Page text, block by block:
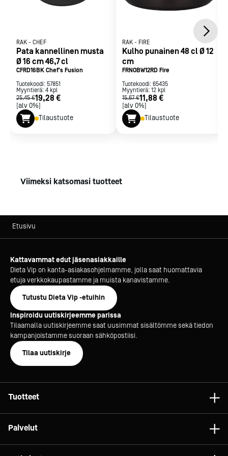
RAK - CHEF
Pata kannellinen musta
Ø 16 cm 46,7 cl
CFRD16BK Chef's Fusion
Tuotekoodi: 57851
Myyntierä: 4 kpl
25,45 €19,28 €
[alv 0%]
Tilaustuote
RAK - FIRE
Kulho punainen 48 cl Ø 12
cm
FRNOBW12RD Fire
Tuotekoodi: 65435
Myyntierä: 12 kpl
15,67 €11,88 €
[alv 0%]
Tilaustuote
Viimeksi katsomasi tuotteet
Etusivu
Kattavammat edut jäsenasiakkaille
Dieta Vip on kanta-asiakasohjelmamme, jolla saat huomattavia
etuja verkkokaupastamme ja muista kanavistamme.
Tutustu Dieta Vip -etuihin
Inspiroidu uutiskirjeemme parissa
Tilaamalla uutiskirjeemme saat uusimmat sisältömme sekä tiedon
kampanjoistamme suoraan sähköpostiisi.
Tilaa uutiskirje
Tuotteet
Palvelut
Konsultointi